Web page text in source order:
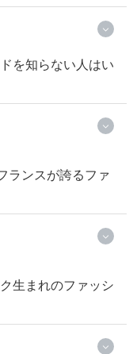
を知らない人はい
ランスが誇るファ
生まれのファッシ